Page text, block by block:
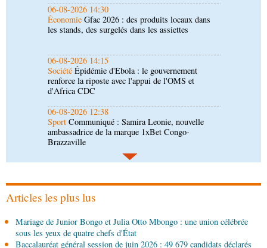
06-08-2026 14:15
SociétéÉpidémie d'Ebola : le gouvernement
renforce la riposte avec l'appui de l'OMS et
06-08-2026 12:38
SportCommuniqué : Samira Leonie, nouvelle
ambassadrice de la marque 1xBet Congo-
Brazzaville
06-08-2026 09:30
PolitiqueAssemblée nationale: la Commission
Ecofin s’imprègne des réalités du CHU-B
06-08-2026 08:45
Pierre Oba jettent les bases d’une collaboration
fructueuse
Afrique-Monde Centrafrique : les sanctions de
l'ONU cachent la guerre silencieuse pour le
contrôle des ressources
Articles les plus lus
Mariage de Junior Bongo et Julia Otto Mbongo : une union célébrée
sous les yeux de quatre chefs d'État
Baccalauréat général session de juin 2026 : 49 679 candidats déclarés